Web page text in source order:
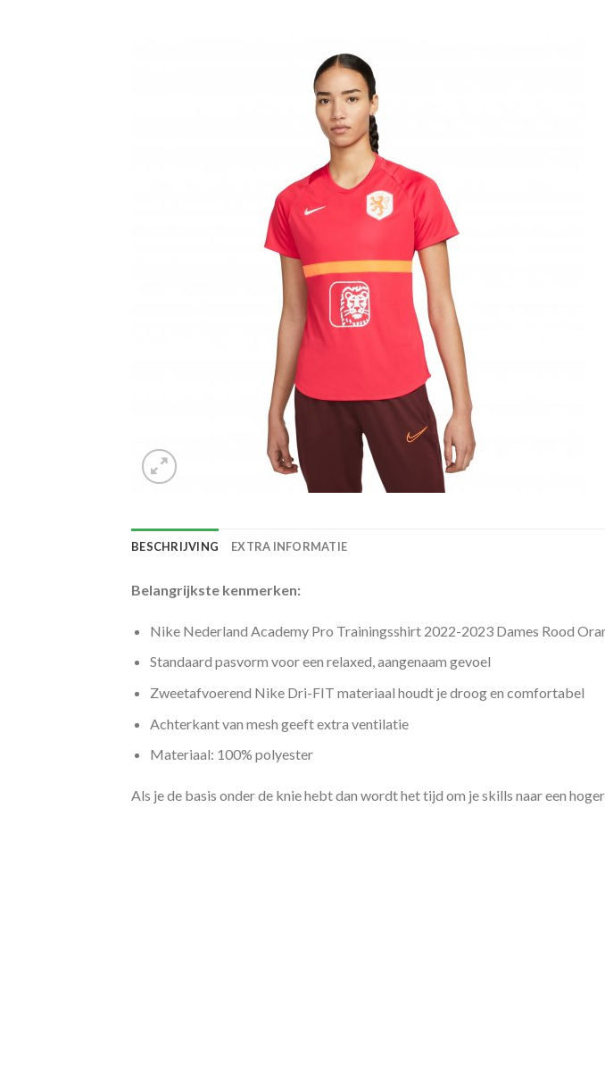
BESCHRIJVING EXTRA INFORMATIE
Belangrijkste kenmerken:
Nike Nederland Academy Pro Trainingsshirt 2022-2023 Dames Rood
Standaard pasvorm voor een relaxed, aangenaam gevoel
Zweetafvoerend Nike Dri-FIT materiaal houdt je droog en comfortabel
Achterkant van mesh geeft extra ventilatie
Materiaal: 100% polyester
Als je de basis onder de knie hebt dan wordt het tijd om je skills naar een